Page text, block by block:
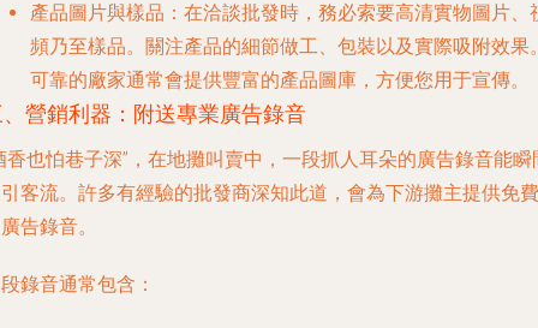
產品圖片與樣品 ：在洽談批發時，務必索要高清實物圖片、
頻乃至樣品。關注產品的細節做工、包裝以及實際吸附效果
可靠的廠家通常會提供豐富的產品圖庫，方便您用于宣傳。
營銷利器：附送專業廣告錄音
香也怕巷子深”，在地攤叫賣中，一段抓人耳朵的廣告錄音能瞬
客流。許多有經驗的批發商深知此道，會為下游攤主提供免費
告錄音。
錄音通常包含：